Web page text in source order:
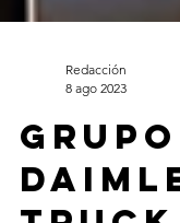
Redacción